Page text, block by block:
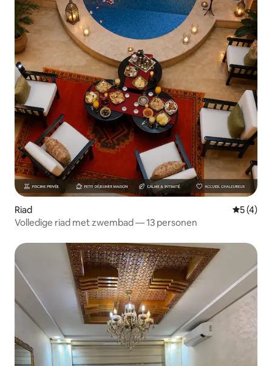
Riad
5 (4)
Volledige riad met zwembad — 13 personen